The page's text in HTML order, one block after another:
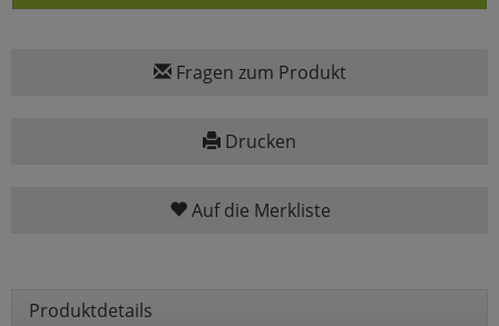
Fragen zum Produkt
Drucken
Auf die Merkliste
Produktdetails